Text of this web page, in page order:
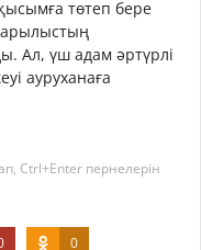
төтеп бере
Ал, үш адам әртүрлі
ауруханаға
Ctrl+Enter пернелерін
0